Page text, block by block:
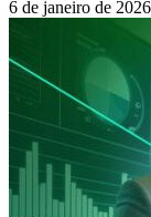
6 de janeiro de 2026